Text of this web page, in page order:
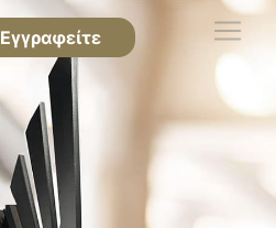
Εγγραφείτε